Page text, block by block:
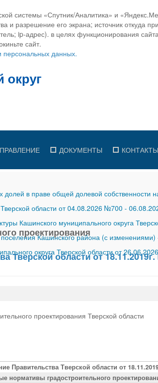
системы «Спутник/Аналитика» и
разрешение его экрана; источник откуда
ip-адрес). в целях функционирования
сайт.
персональных данных.
ДОКУМЕНТЫ КОНТАКТЫ
в праве общей долевой собственности
области от 04.08.2026 №700 -
Кашинского муниципального округа
Кашинского района (с изменениями)
округа Тверской области от
проектирования
Тверской области от
проектирования Тверской области
Правительства Тверской области от
нормативы градостроительного